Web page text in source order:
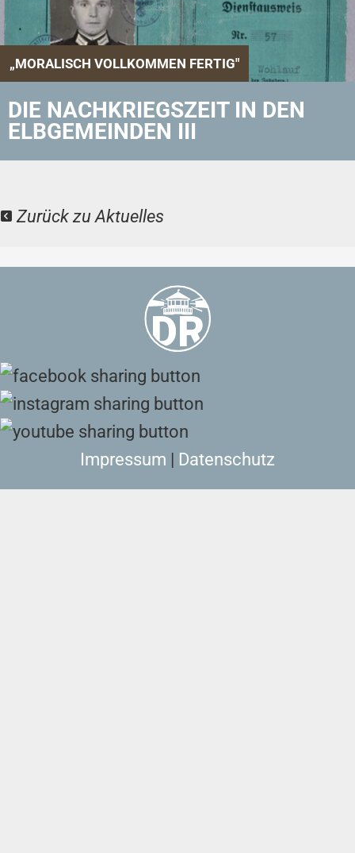
„MORALISCH VOLLKOMMEN FERTIG"
DIE NACHKRIEGSZEIT IN DEN
ELBGEMEINDEN III
Zurück zu Aktuelles
Impressum | Datenschutz